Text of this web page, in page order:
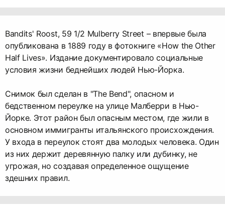
Bandits' Roost, 59 1/2 Mulberry Street – впервые была
опубликована в 1889 году в фотокниге «How the Other
Half Lives». Издание документировало социальные
условия жизни беднейших людей Нью-Йорка.
Снимок был сделан в "The Bend", опасном и
бедственном переулке на улице Малберри в Нью-
Йорке. Этот район был опасным местом, где жили в
основном иммигранты итальянского происхождения.
У входа в переулок стоят два молодых человека. Один
из них держит деревянную палку или дубинку, не
угрожая, но создавая определенное ощущение
здешних правил.